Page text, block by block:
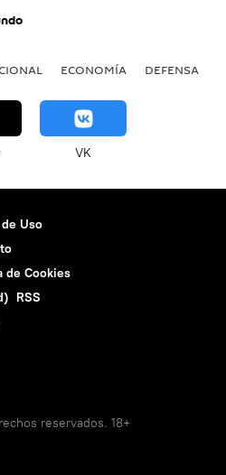
ECONOMÍA DEFENSA
VK
Uso
de Cookies
RSS
reservados. 18+